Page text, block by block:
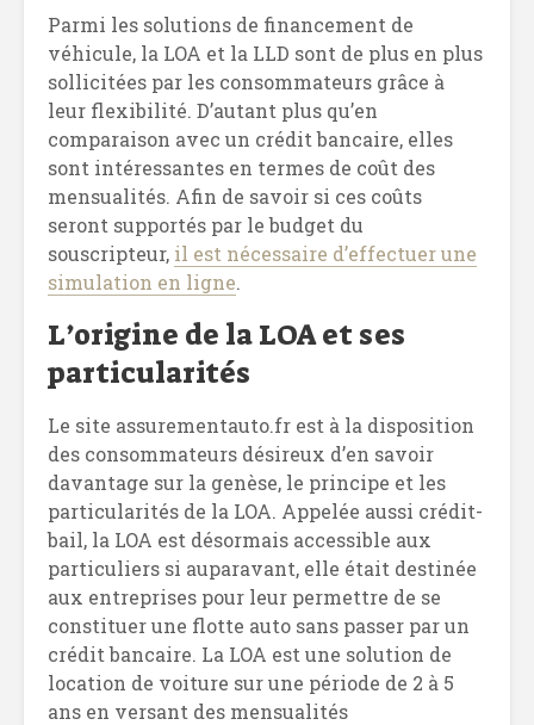
Parmi les solutions de financement de
véhicule, la LOA et la LLD sont de plus en plus
sollicitées par les consommateurs grâce à
leur flexibilité. D’autant plus qu’en
comparaison avec un crédit bancaire, elles
sont intéressantes en termes de coût des
mensualités. Afin de savoir si ces coûts
seront supportés par le budget du
souscripteur, il est nécessaire d’effectuer une
simulation en ligne.
L’origine de la LOA et ses
particularités
Le site assurementauto.fr est à la disposition
des consommateurs désireux d’en savoir
davantage sur la genèse, le principe et les
particularités de la LOA. Appelée aussi crédit-
bail, la LOA est désormais accessible aux
particuliers si auparavant, elle était destinée
aux entreprises pour leur permettre de se
constituer une flotte auto sans passer par un
crédit bancaire. La LOA est une solution de
location de voiture sur une période de 2 à 5
ans en versant des mensualités